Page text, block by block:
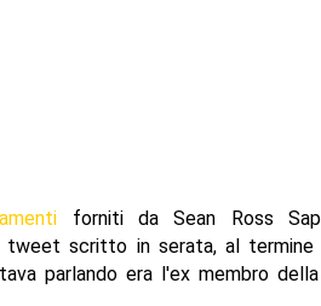
forniti da Sean Ross
tweet scritto in serata, al
parlando era l'ex membro